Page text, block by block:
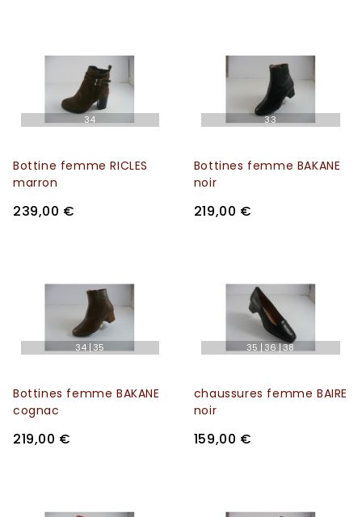
34
Bottine femme RICLES
marron
239,00 €
33
Bottines femme BAKANE
noir
219,00 €
34 35
Bottines femme BAKANE
cognac
219,00 €
35 36 38
chaussures femme BAIRE
noir
159,00 €